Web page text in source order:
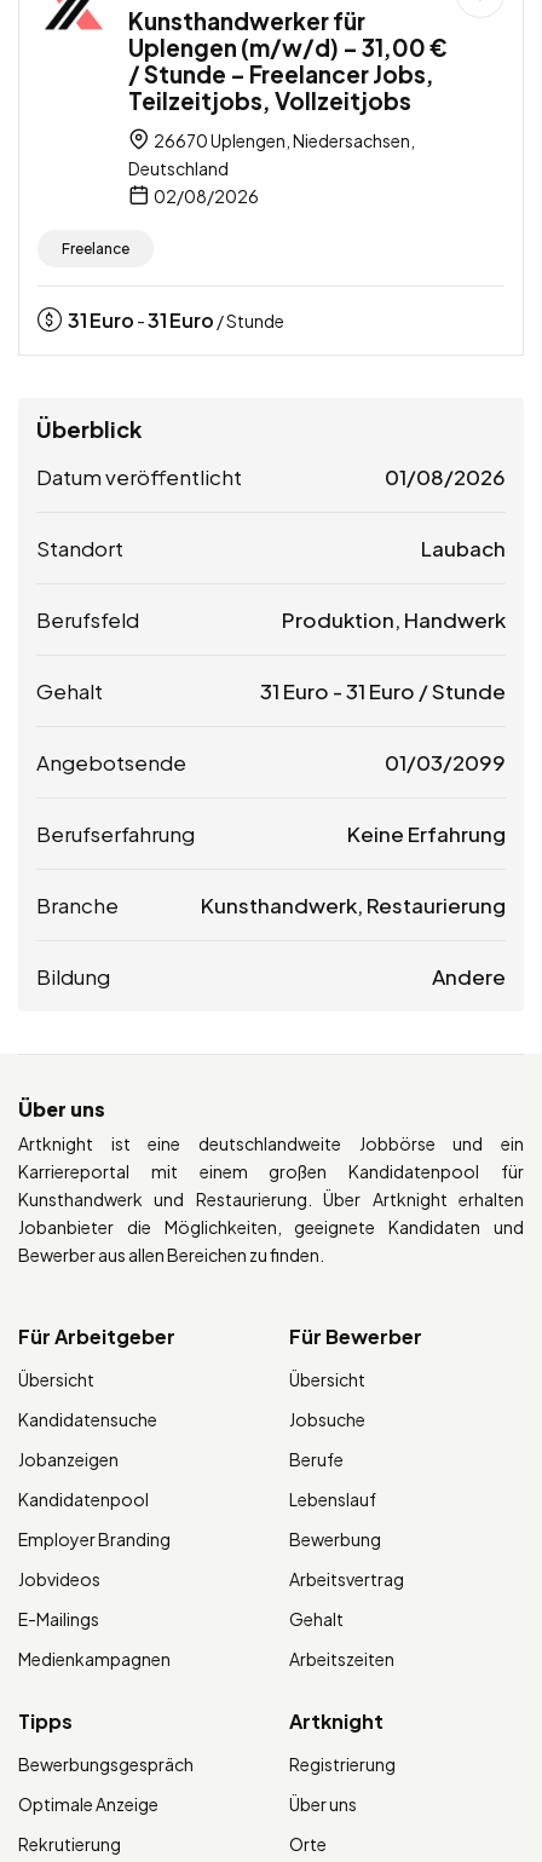
Kunsthandwerker für
Uplengen (m/w/d) – 31,00 €
/ Stunde – Freelancer Jobs,
Teilzeitjobs, Vollzeitjobs
26670 Uplengen, Niedersachsen,
Deutschland
02/08/2026
Freelance
31Euro -31Euro / Stunde
Überblick
Datum veröffentlicht 01/08/2026
Standort Laubach
Berufsfeld Produktion, Handwerk
Gehalt 31 Euro -31 Euro / Stunde
Angebotsende 01/03/2099
Berufserfahrung Keine Erfahrung
Branche Kunsthandwerk, Restaurierung
Bildung Andere
Über uns
Artknight ist eine deutschlandweite Jobbörse und ein
Karriereportal mit einem großen Kandidatenpool für
Kunsthandwerk und Restaurierung. Über Artknight erhalten
Jobanbieter die Möglichkeiten, geeignete Kandidaten und
Bewerber aus allen Bereichen zu finden.
Für Arbeitgeber
Übersicht
Kandidatensuche
Jobanzeigen
Kandidatenpool
Employer Branding
Jobvideos
E-Mailings
Medienkampagnen
Für Bewerber
Übersicht
Jobsuche
Berufe
Lebenslauf
Bewerbung
Arbeitsvertrag
Gehalt
Arbeitszeiten
Tipps
Bewerbungsgespräch
Optimale Anzeige
Rekrutierung
Artknight
Registrierung
Über uns
Orte